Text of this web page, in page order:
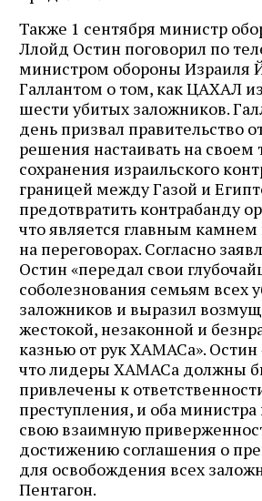
Также 1 сентября министр
Ллойд Остин поговорил по
министром обороны Израиля
Галлантом о том, как ЦАХАЛ
шести убитых заложников.
день призвал правительство
решения настаивать на своем
сохранения израильского
границей между Газой и
предотвратить контрабанду
что является главным
на переговорах. Согласно
Остин «передал свои
соболезнования семьям всех
заложников и выразил
жестокой, незаконной и
казнью от рук ХАМАСа».
что лидеры ХАМАСа должны
привлечены к
преступления, и оба
свою взаимную
достижению соглашения о
для освобождения всех
Пентагон.